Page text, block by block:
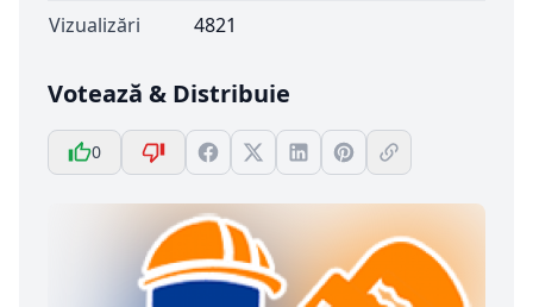
Vizualizări
4821
Votează & Distribuie
0